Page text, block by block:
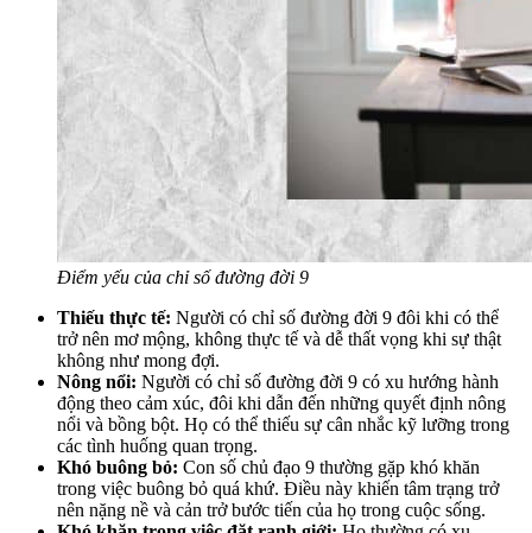
Điểm yếu của chỉ số đường đời 9
Thiếu thực tế: Người có chỉ số đường đời 9 đôi khi có thể
trở nên mơ mộng, không thực tế và dễ thất vọng khi sự thật
không như mong đợi.
Nông nổi: Người có chỉ số đường đời 9 có xu hướng hành
động theo cảm xúc, đôi khi dẫn đến những quyết định nông
nổi và bồng bột. Họ có thể thiếu sự cân nhắc kỹ lưỡng trong
các tình huống quan trọng.
Khó buông bỏ: Con số chủ đạo 9 thường gặp khó khăn
trong việc buông bỏ quá khứ. Điều này khiến tâm trạng trở
nên nặng nề và cản trở bước tiến của họ trong cuộc sống.